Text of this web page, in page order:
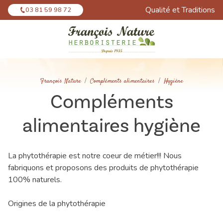
03 81 59 98 72 Qualité et Traditions
François Nature Compléments alimentaires Hygiène
Compléments
alimentaires hygiène
La phytothérapie est notre coeur de métier!!! Nous
fabriquons et proposons des produits de phytothérapie
100% naturels.
Origines de la phytothérapie
Panneau de gestion des cookies